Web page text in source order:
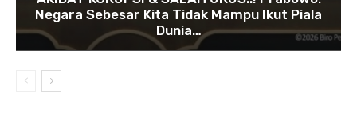
Negara Sebesar Kita Tidak Mampu Ikut Piala
Dunia…